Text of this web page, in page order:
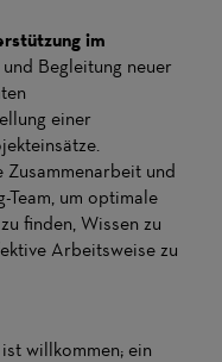
im
Begleitung neuer
einer
Zusammenarbeit und
um optimale
finden, Wissen zu
Arbeitsweise zu
willkommen; ein